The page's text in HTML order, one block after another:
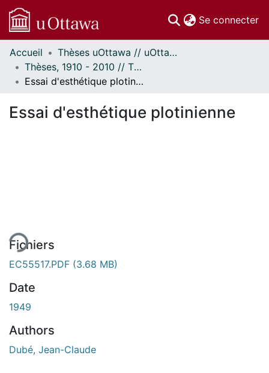
Se connecter
Communautés
et collections
Parcourir
À propos
Accueil
Thèses uOttawa // uOttawa Theses
Thèses, 1910 - 2010 // Theses, 1910 - 2010
Essai d'esthétique plotinienne
Essai d'esthétique plotinienne
Fichiers
EC55517.PDF (3.68 MB)
Date
1949
Authors
Dubé, Jean-Claude